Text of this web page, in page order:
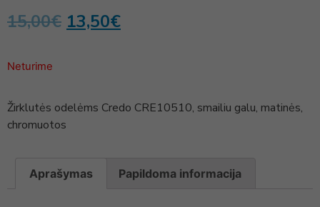
15,00€ 13,50€
Neturime
Žirklutės odelėms Credo CRE10510, smailiu galu, matinės,
chromuotos
Aprašymas Papildoma informacija